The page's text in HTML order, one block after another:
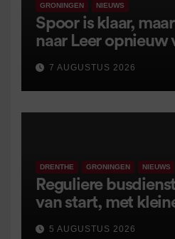
GRONINGEN NIEUWS
Spoor is klaar,
naar Leer opnieuw
7 AUGUSTUS 2026
DRENTHE GRONINGEN NIEUWS
Reguliere
van start, met
5 AUGUSTUS 2026